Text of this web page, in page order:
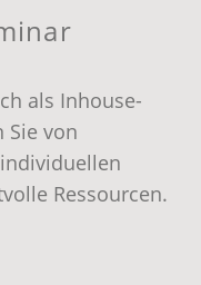
als Inhouse-
Sie von
Ressourcen.